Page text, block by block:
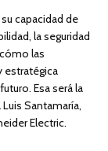
capacidad de
la seguridad
las
estratégica
Esa será la
Santamaría,
Electric.